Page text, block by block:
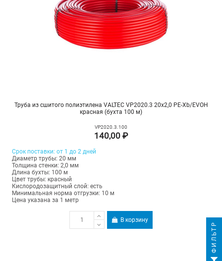
Труба из сшитого полиэтилена VALTEC VP2020.3 20х2,0 PE-Xb/EVOH
красная (бухта 100 м)
VP2020.3.100
140,00 ₽
Срок поставки: от 1 до 2 дней
Диаметр трубы: 20 мм
Толщина стенки: 2,0 мм
Длина бухты: 100 м
Цвет трубы: красный
Кислородозащитный слой: есть
Минимальная норма отгрузки: 10 м
Цена указана за 1 метр
В корзину
ФИЛЬТР